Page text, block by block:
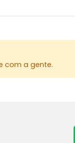
com a gente.